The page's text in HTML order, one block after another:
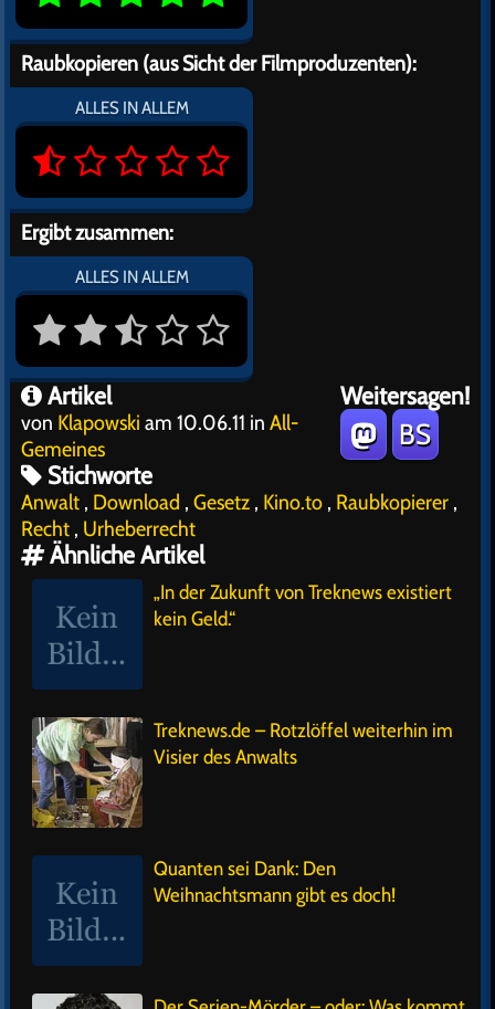
Raubkopieren (aus Sicht der Filmproduzenten):
ALLES IN ALLEM
Ergibt zusammen:
ALLES IN ALLEM
Weitersagen!
BS
Artikel
von Klapowski am 10.06.11 in All-
Gemeines
Stichworte
Anwalt , Download , Gesetz , Kino.to , Raubkopierer ,
Recht , Urheberrecht
Ähnliche Artikel
„In der Zukunft von Treknews existiert
kein Geld.“
Treknews.de – Rotzlöffel weiterhin im
Visier des Anwalts
Quanten sei Dank: Den
Weihnachtsmann gibt es doch!